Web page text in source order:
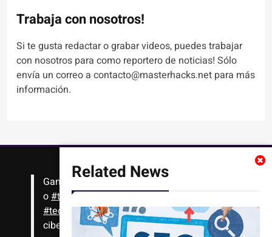
Related News
Trabaja con nosotros!
Si te gusta redactar o grabar videos, puedes trabajar
con nosotros para como reportero de noticias! Sólo
envía un correo a contacto@masterhacks.net para más
información.
Gana #Bitcoin solo con leer artículos, noticias
o#tutoriales
#tecnología,#criptomonedas , seguridad
cibernética y más!! Sólo tienes que registrarte